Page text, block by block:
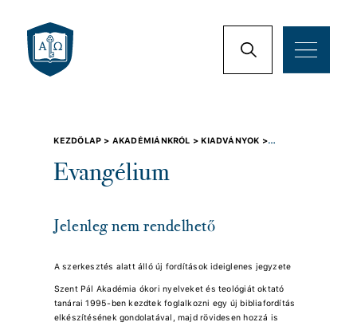
KEZDŐLAP > AKADÉMIÁNKRÓL >KIADVÁNYOK >
Evangélium
Jelenleg nem rendelhető
A szerkesztés alatt álló új fordítások ideiglenes jegyzete
Szent Pál Akadémia ókori nyelveket és teológiát oktató
tanárai 1995-ben kezdtek foglalkozni egy új bibliafordítás
elkészítésének gondolatával, majd rövidesen hozzá is